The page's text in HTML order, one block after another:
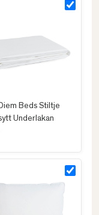
Beds Stiltje
Underlakan